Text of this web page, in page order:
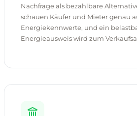
Nachfrage als bezahlbare
schauen Käufer und Mieter genau
Energiekennwerte, und ein
Energieausweis wird zum